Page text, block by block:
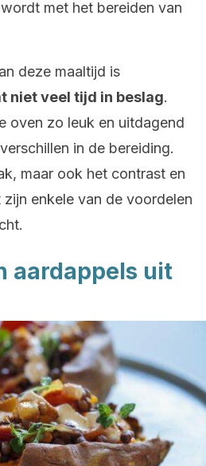
met het bereiden van
deze maaltijd is
niet veel tijd in beslag.
oven zo leuk en uitdagend
in de bereiding.
maar ook het contrast en
enkele van de voordelen
aardappels uit